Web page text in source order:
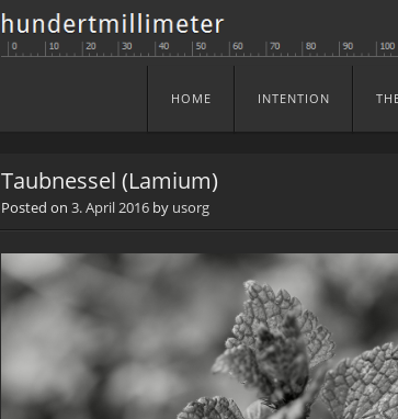
Menu
Skip to content
HOME INTENTION
Taubnessel (Lamium)
Posted on 3. April 2016 by usorg